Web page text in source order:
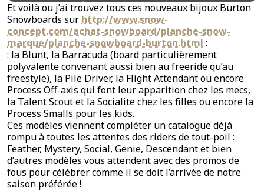
Et voilà ou j’ai trouvez tous ces nouveaux bijoux Burton
Snowboards sur http://www.snow-
concept.com/achat-snowboard/planche-snow-
marque/planche-snowboard-burton.html :
: la Blunt, la Barracuda (board particulièrement
polyvalente convenant aussi bien au freeride qu’au
freestyle), la Pile Driver, la Flight Attendant ou encore
Process Off-axis qui font leur apparition chez les mecs,
la Talent Scout et la Socialite chez les filles ou encore la
Process Smalls pour les kids.
Ces modèles viennent compléter un catalogue déjà
rompu à toutes les attentes des riders de tout-poil :
Feather, Mystery, Social, Genie, Descendant et bien
d’autres modèles vous attendent avec des promos de
fous pour célébrer comme il se doit l’arrivée de notre
saison préférée !